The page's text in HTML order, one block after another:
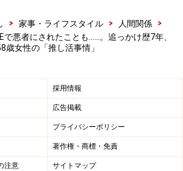
ていたとき、ちょうど近くに住む実母
病をしなければならなくなった。い
を続けていく
護が待っている。彼の歌を聴きなが
せていった方がいいのだろうとシオ
> 家事・ライフスタイル > 人間関係
>
で悪者にされたことも……。追っかけ歴7年、
歳女性の「推し活事情」
採用情報
広告掲載
プライバシーポリシー
著作権・商標・免責
注意 サイトマップ